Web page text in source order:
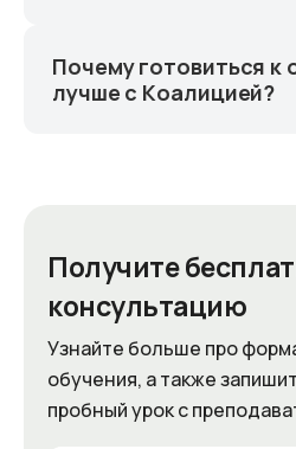
Почему готовиться к
лучше с Коалицией?
Получите
консультацию
Узнайте больше про
обучения, а также
пробный урок с